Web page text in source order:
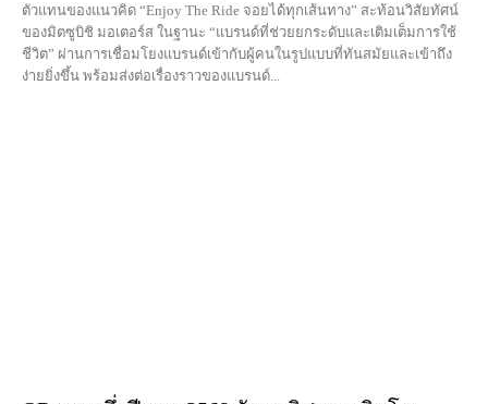
ตัวแทนของแนวคิด “Enjoy The Ride จอยได้ทุกเส้นทาง” สะท้อนวิสัยทัศน์
ของมิตซูบิชิ มอเตอร์ส ในฐานะ “แบรนด์ที่ช่วยยกระดับและเติมเต็มการใช้
ชีวิต” ผ่านการเชื่อมโยงแบรนด์เข้ากับผู้คนในรูปแบบที่ทันสมัยและเข้าถึง
ง่ายยิ่งขึ้น พร้อมส่งต่อเรื่องราวของแบรนด์...